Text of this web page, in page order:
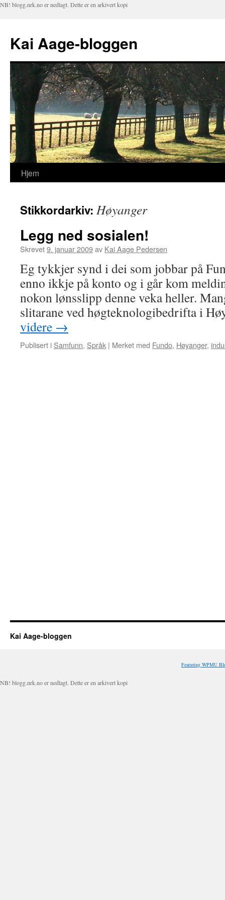
NB! blogg.nrk.no er nedlagt. Dette er en arkivert kopi
Kai Aage-bloggen
Hopp
innhold
Hjem
Stikkordarkiv: Høyanger
Legg ned sosialen!
Skrevet9. januar 2009av Kai Aage Pedersen
Eg tykkjer synd i dei som jobbar på
enno ikkje på konto og i går kom
nokon lønsslipp denne veka heller.
slitarane ved høgteknologibedrifta i
videre →
Publisert i Samfunn, Språk | Merket med Fundo, Høyanger,
Kai Aage-bloggen
Featuring WPMU
NB! blogg.nrk.no er nedlagt. Dette er en arkivert kopi